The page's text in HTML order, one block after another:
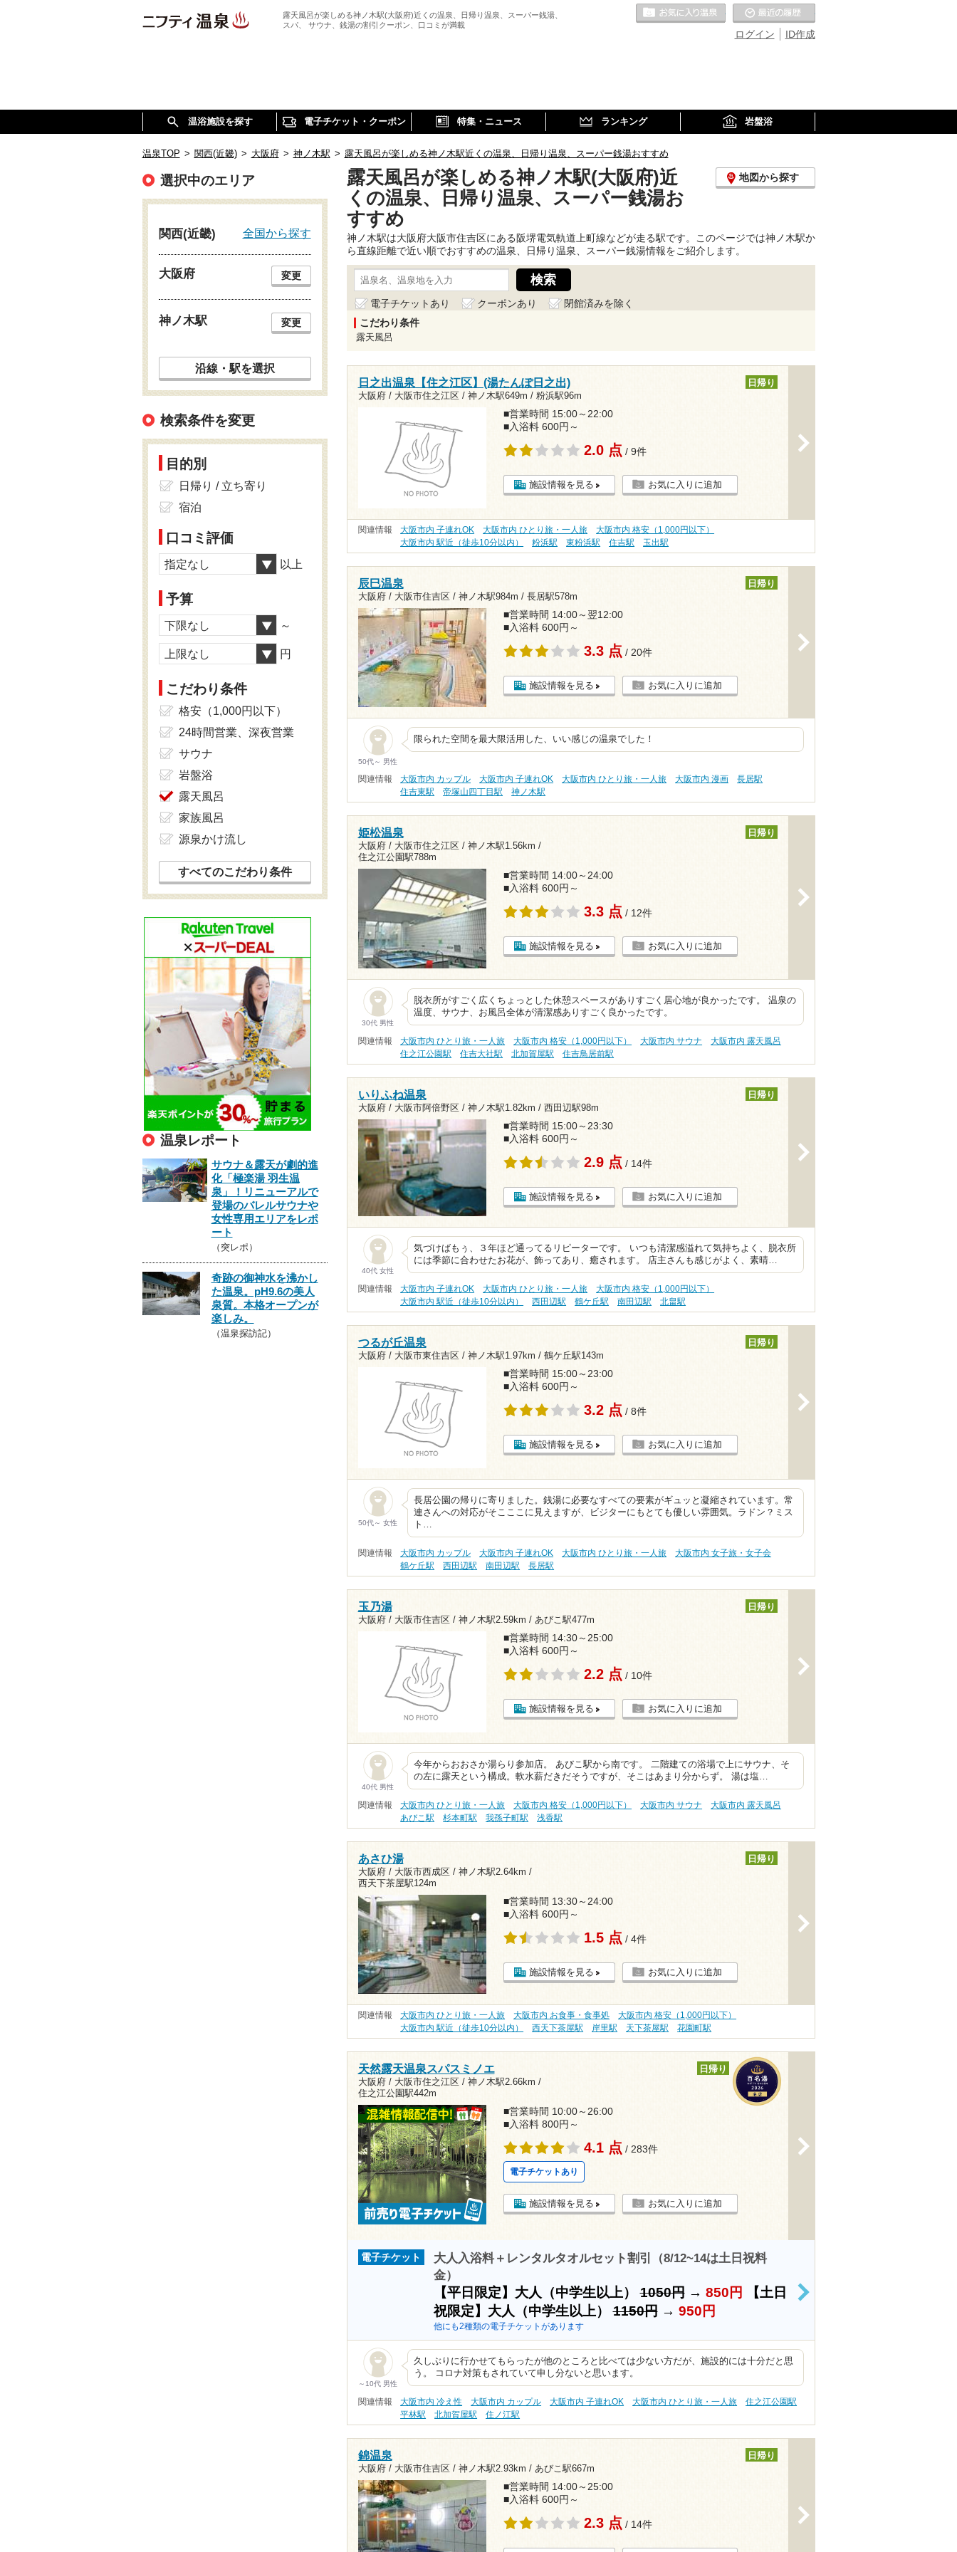
露天風呂が楽しめる神ノ木駅(大阪府)近くの温泉、日帰り温泉、スーパー銭湯、
スパ、 サウナ、銭湯の割引クーポン、口コミが満載
ID作成
ログイン
お気に入りの温泉
温浴施設を探す 電子チケット・クーポン 特集・ニュース ランキング 岩盤浴
温泉TOP > 関西(近畿) > 大阪府 > 神ノ木駅 > 露天風呂が楽しめる神ノ木駅近くの温泉、日帰り温泉、スーパー銭湯おすすめ
露天風呂が楽しめる神ノ木駅(大阪府)近
くの温泉、日帰り温泉、スーパー銭湯お
すすめ
地図から探す
神ノ木駅は大阪府大阪市住吉区にある阪堺電気軌道上町線などが走る駅です。このページでは神ノ木駅か
ら直線距離で近い順でおすすめの温泉、日帰り温泉、スーパー銭湯情報をご紹介します。
電子チケットあり クーポンあり
閉館済みを除く
こだわり条件
露天風呂
日之出温泉【住之江区】(湯たんぽ日之出)
大阪府 / 大阪市住之江区 / 神ノ木駅649m / 粉浜駅96m
日帰り
■営業時間 15:00～22:00
■入浴料 600円～
2.0 点 / 9件
施設情報を見る お気に入りに追加
関連情報 大阪市内 子連れOK 大阪市内 ひとり旅・一人旅
大阪市内 格安（1,000円以下）
大阪市内 駅近（徒歩10分以内）
粉浜駅 東粉浜駅 住吉駅 玉出駅
辰巳温泉
大阪府 / 大阪市住吉区 / 神ノ木駅984m / 長居駅578m
日帰り
■営業時間 14:00～翌12:00
■入浴料 600円～
3.3 点 / 20件
施設情報を見る お気に入りに追加
50代～ 男性
限られた空間を最大限活用した、いい感じの温泉でした！
関連情報 大阪市内 カップル 大阪市内 子連れOK 大阪市内 ひとり旅・一人旅 大阪市内 漫画
長居駅
住吉東駅
帝塚山四丁目駅 神ノ木駅
姫松温泉
大阪府 / 大阪市住之江区 / 神ノ木駅1.56km /
住之江公園駅788m
日帰り
■営業時間 14:00～24:00
■入浴料 600円～
3.3 点 / 12件
施設情報を見る お気に入りに追加
30代 男性
脱衣所がすごく広くちょっとした休憩スペースがありすごく居心地が良かったです。 温泉の
温度、サウナ、お風呂全体が清潔感ありすごく良かったです。
関連情報 大阪市内 ひとり旅・一人旅 大阪市内 格安（1,000円以下） 大阪市内 サウナ
大阪市内 露天風呂
住之江公園駅
住吉大社駅 北加賀屋駅 住吉鳥居前駅
いりふね温泉
大阪府 / 大阪市阿倍野区 / 神ノ木駅1.82km / 西田辺駅98m
日帰り
■営業時間 15:00～23:30
■入浴料 600円～
2.9 点 / 14件
施設情報を見る お気に入りに追加
40代 女性
気づけばもぅ、３年ほど通ってるリピーターです。 いつも清潔感溢れて気持ちよく、脱衣所
には季節に合わせたお花が、飾ってあり、癒されます。 店主さんも感じがよく、素晴…
関連情報 大阪市内 子連れOK 大阪市内 ひとり旅・一人旅
大阪市内 格安（1,000円以下）
大阪市内 駅近（徒歩10分以内）
西田辺駅 鶴ケ丘駅 南田辺駅 北畠駅
つるが丘温泉
大阪府 / 大阪市東住吉区 / 神ノ木駅1.97km / 鶴ケ丘駅143m
日帰り
■営業時間 15:00～23:00
■入浴料 600円～
3.2 点 / 8件
施設情報を見る お気に入りに追加
50代～ 女性
長居公園の帰りに寄りました。銭湯に必要なすべての要素がギュッと凝縮されています。常
連さんへの対応がそこここに見えますが、ビジターにもとても優しい雰囲気。ラドン？ミス
ト…
関連情報 大阪市内 カップル 大阪市内 子連れOK 大阪市内 ひとり旅・一人旅
大阪市内 女子旅・女子会
鶴ケ丘駅
西田辺駅 南田辺駅 長居駅
玉乃湯
大阪府 / 大阪市住吉区 / 神ノ木駅2.59km / あびこ駅477m
日帰り
■営業時間 14:30～25:00
■入浴料 600円～
2.2 点 / 10件
施設情報を見る お気に入りに追加
40代 男性
今年からおおさか湯らり参加店。 あびこ駅から南です。 二階建ての浴場で上にサウナ、そ
の左に露天という構成。軟水薪だきだそうですが、そこはあまり分からず。 湯は塩…
関連情報 大阪市内 ひとり旅・一人旅 大阪市内 格安（1,000円以下） 大阪市内 サウナ
大阪市内 露天風呂
あびこ駅
杉本町駅 我孫子町駅 浅香駅
あさひ湯
大阪府 / 大阪市西成区 / 神ノ木駅2.64km /
西天下茶屋駅124m
日帰り
■営業時間 13:30～24:00
■入浴料 600円～
1.5 点 / 4件
施設情報を見る お気に入りに追加
関連情報 大阪市内 ひとり旅・一人旅 大阪市内 お食事・食事処
大阪市内 格安（1,000円以下）
大阪市内 駅近（徒歩10分以内）
西天下茶屋駅 岸里駅 天下茶屋駅 花園町駅
天然露天温泉スパスミノエ
大阪府 / 大阪市住之江区 / 神ノ木駅2.66km /
住之江公園駅442m
日帰り
■営業時間 10:00～26:00
■入浴料 800円～
4.1 点 / 283件
電子チケットあり
施設情報を見る お気に入りに追加
電子チケット
大人入浴料＋レンタルタオルセット割引（8/12~14は土日祝料
金）
【平日限定】大人（中学生以上）1050円→ 850円
【土日
祝限定】大人（中学生以上）1150円→ 950円
他にも2種類の電子チケットがあります
>
～10代 男性
久しぶりに行かせてもらったが他のところと比べては少ない方だが、施設的には十分だと思
う。 コロナ対策もされていて申し分ないと思います。
関連情報 大阪市内 冷え性 大阪市内 カップル 大阪市内 子連れOK 大阪市内 ひとり旅・一人旅
住之江公園駅
平林駅
北加賀屋駅 住ノ江駅
錦温泉
大阪府 / 大阪市住吉区 / 神ノ木駅2.93km / あびこ駅667m
日帰り
■営業時間 14:00～25:00
■入浴料 600円～
2.3 点 / 14件
選択中のエリア
関西(近畿) 全国から探す
大阪府 変更
神ノ木駅 変更
沿線・駅を選択
検索条件を変更
目的別
日帰り / 立ち寄り
宿泊
口コミ評価
指定なし 以上
予算
下限なし ～
上限なし 円
こだわり条件
格安（1,000円以下）
24時間営業、深夜営業
サウナ
岩盤浴
露天風呂
家族風呂
源泉かけ流し
すべてのこだわり条件
温泉レポート
サウナ＆露天が劇的進
化「極楽湯 羽生温
泉」！リニューアルで
登場のバレルサウナや
女性専用エリアをレポ
ート
（突レポ）
奇跡の御神水を沸かし
た温泉。pH9.6の美人
泉質。本格オープンが
楽しみ。
（温泉探訪記）